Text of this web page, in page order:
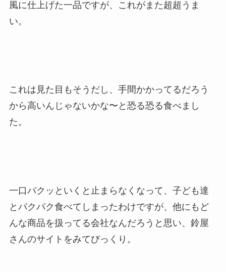
風に仕上げた一品ですが、これがまた超超うま
い。
これは見た目もそうだし、手間かかってるだろう
から高いんじゃないかな〜と恐る恐る食べまし
た。
一口パクッといくと止まらなくなって、子ども達
とパクパク食べてしまったわけですが、他にもど
んな商品を扱ってる会社なんだろうと思い、鈴屋
さんのサイトをみてびっくり。